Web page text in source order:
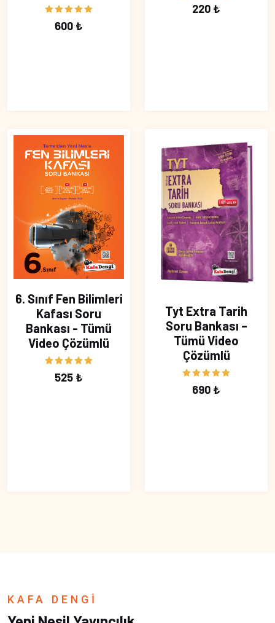
600 ₺
220 ₺
6. Sınıf Fen Bilimleri
Kafası Soru
Bankası - Tümü
Video Çözümlü
525 ₺
Tyt Extra Tarih
Soru Bankası –
Tümü Video
Çözümlü
690 ₺
KAFA DENGİ